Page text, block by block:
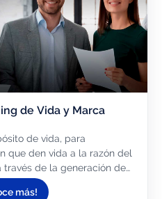
de Vida y Marca
de vida, para
que den vida a la razón del
de la generación de
más!